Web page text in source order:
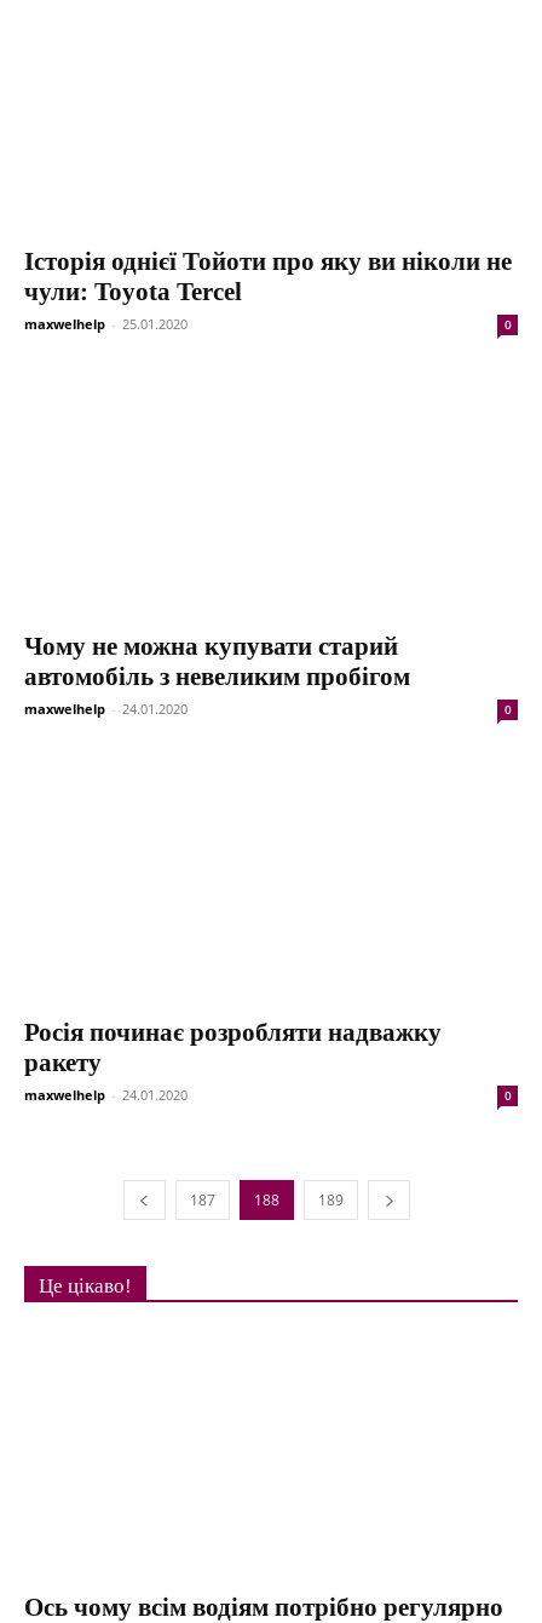
Історія однієї Тойоти про яку ви ніколи не
чули: Toyota Tercel
maxwelhelp - 25.01.2020 0
Чому не можна купувати старий
автомобіль з невеликим пробігом
maxwelhelp - 24.01.2020 0
Росія починає розробляти надважку
ракету
maxwelhelp - 24.01.2020 0
187 188 189
Це цікаво!
Ось чому всім водіям потрібно регулярно